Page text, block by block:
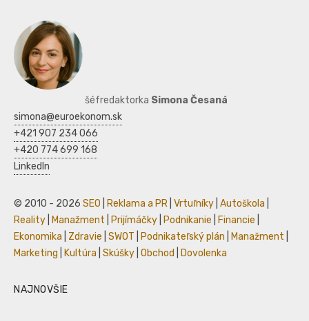
šéfredaktorka Simona Česaná
simona@euroekonom.sk
+421 907 234 066
+420 774 699 168
LinkedIn
© 2010 - 2026 SEO Reklama a PR Vrtuľníky Autoškola
Reality
Manažment Prijímáčky Podnikanie Financie
Ekonomika
Zdravie SWOT Podnikateľský plán Manažment
Marketing
Kultúra Skúšky Obchod Dovolenka
NAJNOVŠIE